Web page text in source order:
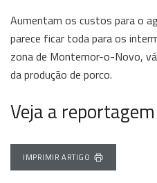
Aumentam os custos para o
parece ficar toda para os
zona de Montemor-o-Novo,
da produção de porco.
Veja a
IMPRIMIR ARTIGO